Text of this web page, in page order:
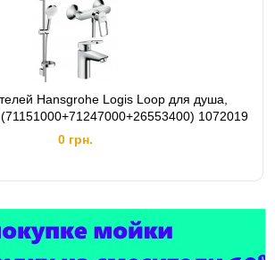
Hansgrohe Logis Loop для душа,
1072019
0 грн.